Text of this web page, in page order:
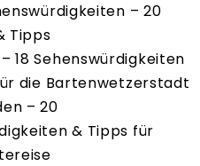
– 20
Tipps
18 Sehenswürdigkeiten
die Bartenwetzerstadt
– 20
& Tipps für